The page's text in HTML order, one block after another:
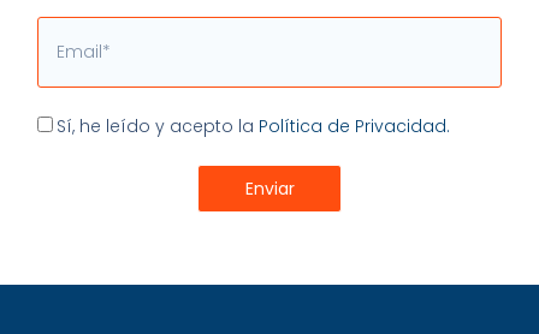
Email
Aceptación
Sí, he leído y acepto la Política de Privacidad.
Enviar